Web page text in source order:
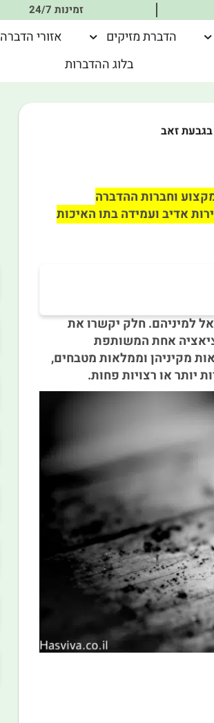
זמינות 24/7
הדברת מזיקים אזורי הדברה
בלוג ההדברות
זאב
וחברות ההדברה
אדיב ועמידה בתו האיכות
למיניהם. חלק יקשרו את
אחת המשותפת
מקיניהן וממלאות מטבחים,
יותר או רצויות פחות.